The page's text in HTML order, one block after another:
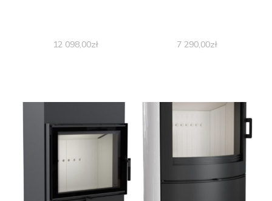
12 098,00zł 7 290,00zł